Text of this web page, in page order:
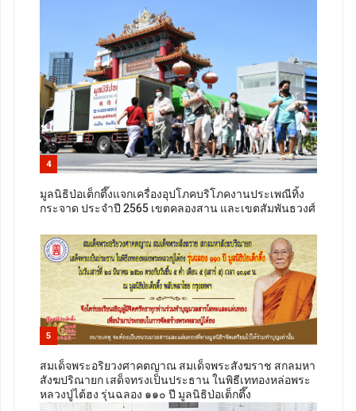
4
มูลนิธิป่อเต็กตึ๊งแจกเครื่องอุปโภคบริโภคงานประเพณีทิ้ง
กระจาด ประจำปี 2565 เขตคลองสาน และเขตสัมพันธวงศ์
5
สมเด็จพระอริยวงศาคตญาณ สมเด็จพระสังฆราช สกลมหา
สังฆปริณายก เสด็จทรงเป็นประธาน ในพิธีเททองหล่อพระ
หลวงปู่ไต้ฮง รุ่นฉลอง ๑๑๐ ปี มูลนิธิป่อเต็กตึ๊ง